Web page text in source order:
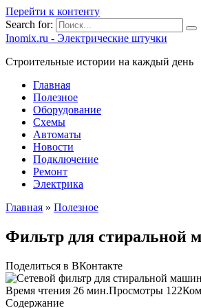
Перейти к контенту
Search for:
Inomix.ru - Электрические штучки
Cтроительные истории на каждый день
Главная
Полезное
Оборудование
Схемы
Автоматы
Новости
Подключение
Ремонт
Электрика
Главная » Полезное
Фильтр для стиральной
Поделиться в ВКонтакте
Время чтения 26 мин.Просмотры 122
Содержание